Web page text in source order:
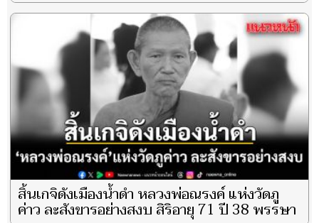
สิ้นเกจิดังเมืองน้ำดำ หลวงพ่อณรงค์ แห่งวัดภู
ค่าว ละสังขารอย่างสงบ สิริอายุ 71 ปี 38 พรรษา